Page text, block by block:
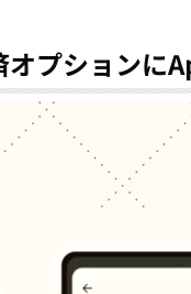
プションに